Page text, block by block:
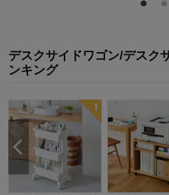
デスクサイドワゴン/デスク
ンキング